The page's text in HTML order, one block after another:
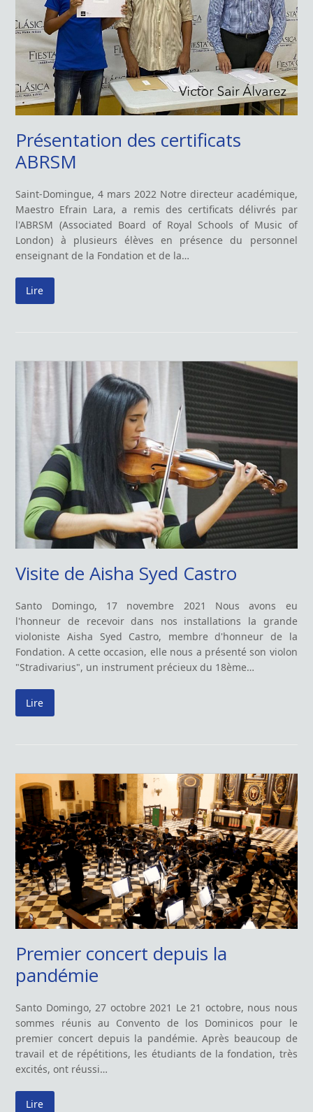
Présentation des certificats
ABRSM
Saint-Domingue, 4 mars 2022 Notre directeur académique,
Maestro Efrain Lara, a remis des certificats délivrés par
l'ABRSM (Associated Board of Royal Schools of Music of
London) à plusieurs élèves en présence du personnel
enseignant de la Fondation et de la…
Lire
Visite de Aisha Syed Castro
Santo Domingo, 17 novembre 2021 Nous avons eu
l'honneur de recevoir dans nos installations la grande
violoniste Aisha Syed Castro, membre d'honneur de la
Fondation. A cette occasion, elle nous a présenté son violon
"Stradivarius", un instrument précieux du 18ème…
Lire
Premier concert depuis la
pandémie
Santo Domingo, 27 octobre 2021 Le 21 octobre, nous nous
sommes réunis au Convento de los Dominicos pour le
premier concert depuis la pandémie. Après beaucoup de
travail et de répétitions, les étudiants de la fondation, très
excités, ont réussi…
Lire